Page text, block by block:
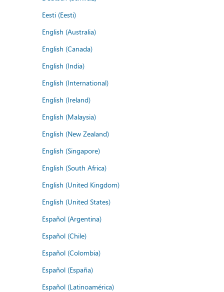
Eesti (Eesti)
English (Australia)
English (Canada)
English (India)
English (International)
English (Ireland)
English (Malaysia)
English (New Zealand)
English (Singapore)
English (South Africa)
English (United Kingdom)
English (United States)
Español (Argentina)
Español (Chile)
Español (Colombia)
Español (España)
Español (Latinoamérica)